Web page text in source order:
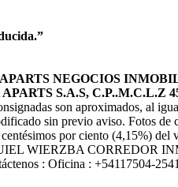
NEGOCIOS
S.A.S, C.P..M.C.L.Z
son aproximados, al
sin previo aviso. Fotos
por ciento (4,15%)
WIERZBA
: Oficina : +54117504-